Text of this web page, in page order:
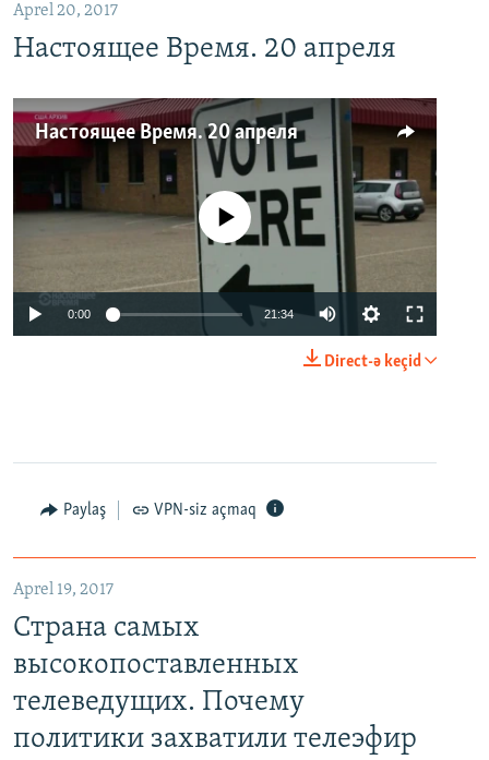
Aprel 20, 2017
Настоящее Время. 20 апреля
Настоящее Время. 20 апреля
No media source currently available
0:00 21:34
Direct-ə keçid
Paylaş VPN-siz açmaq
Aprel 19, 2017
Страна самых
высокопоставленных
телеведущих. Почему
политики захватили телеэфир